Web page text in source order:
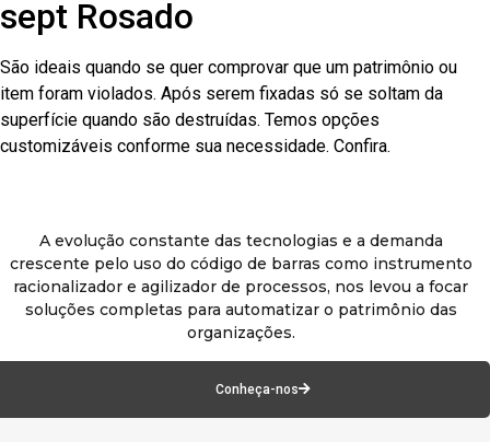
sept Rosado
São ideais quando se quer comprovar que um patrimônio ou
item foram violados. Após serem fixadas só se soltam da
superfície quando são destruídas. Temos opções
customizáveis conforme sua necessidade. Confira.
A evolução constante das tecnologias e a demanda
crescente pelo uso do código de barras como instrumento
racionalizador e agilizador de processos, nos levou a focar
soluções completas para automatizar o patrimônio das
organizações.
Conheça-nos